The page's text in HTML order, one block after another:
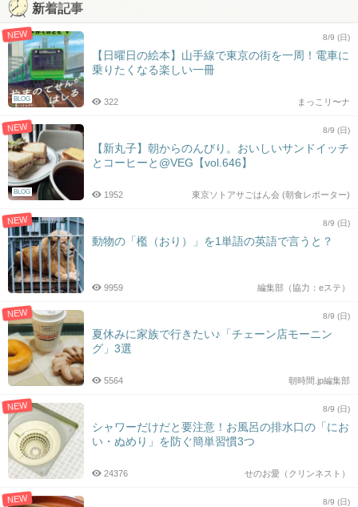
新着記事
NEW
BLOG
8/9 (日)
【日曜日の絵本】山手線で東京の街を一周！電車に
乗りたくなる楽しい一冊
まっこリ〜ナ
322
NEW
BLOG
8/9 (日)
【新丸子】朝からのんびり。おいしいサンドイッチ
とコーヒーと@VEG【vol.646】
東京ソトアサごはん会 (朝食レポーター)
1952
NEW 8/9 (日)
動物の「檻（おり）」を1単語の英語で言うと？
編集部（協力：eステ）
9959
NEW 8/9 (日)
夏休みに家族で行きたい♪「チェーン店モーニン
グ」3選
朝時間.jp編集部
5564
NEW 8/9 (日)
シャワーだけだと要注意！お風呂の排水口の「にお
い・ぬめり」を防ぐ簡単習慣3つ
せのお愛（クリンネスト）
24376
NEW 8/9 (日)